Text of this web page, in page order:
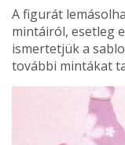
A figurát
mintáiról, esetleg
ismertetjük a
további mintákat